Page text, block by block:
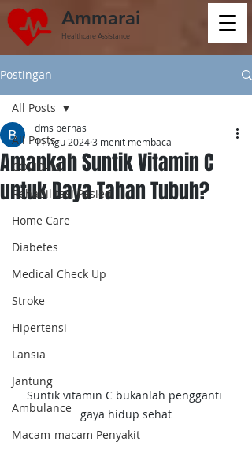
Ammarai
Healthcare Assistance
Postingan
All Posts
COVID-19
Rehabilitasi Pasien
Home Care
Diabetes
Medical Check Up
Stroke
Hipertensi
Lansia
Jantung
Ambulance
Macam-macam Penyakit
All Posts
Amankah Suntik Vitamin C
untuk Daya Tahan Tubuh?
dms bernas
11 Agu 20243 menit membaca
Suntik vitamin C bukanlah pengganti
gaya hidup sehat